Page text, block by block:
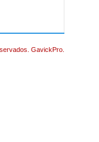
GavickPro.